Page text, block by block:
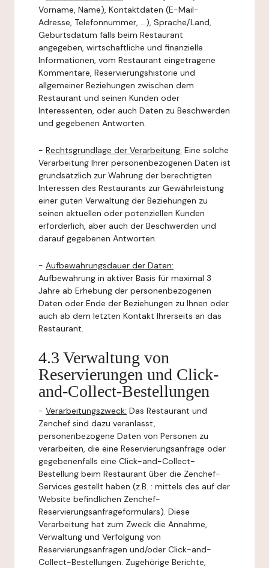
Vorname, Name), Kontaktdaten (E-Mail-
Adresse, Telefonnummer, ...), Sprache/Land,
Geburtsdatum falls beim Restaurant
angegeben, wirtschaftliche und finanzielle
Informationen, vom Restaurant eingetragene
Kommentare, Reservierungshistorie und
allgemeiner Beziehungen zwischen dem
Restaurant und seinen Kunden oder
Interessenten, oder auch Daten zu Beschwerden
und gegebenen Antworten.
- Rechtsgrundlage der Verarbeitung: Eine solche
Verarbeitung Ihrer personenbezogenen Daten ist
grundsätzlich zur Wahrung der berechtigten
Interessen des Restaurants zur Gewährleistung
einer guten Verwaltung der Beziehungen zu
seinen aktuellen oder potenziellen Kunden
erforderlich, aber auch der Beschwerden und
darauf gegebenen Antworten.
- Aufbewahrungsdauer der Daten:
Aufbewahrung in aktiver Basis für maximal 3
Jahre ab Erhebung der personenbezogenen
Daten oder Ende der Beziehungen zu Ihnen oder
auch ab dem letzten Kontakt Ihrerseits an das
Restaurant.
4.3 Verwaltung von
Reservierungen und Click-
and-Collect-Bestellungen
- Verarbeitungszweck: Das Restaurant und
Zenchef sind dazu veranlasst,
personenbezogene Daten von Personen zu
verarbeiten, die eine Reservierungsanfrage oder
gegebenenfalls eine Click-and-Collect-
Bestellung beim Restaurant über die Zenchef-
Services gestellt haben (z.B. : mittels des auf der
Website befindlichen Zenchef-
Reservierungsanfrageformulars). Diese
Verarbeitung hat zum Zweck die Annahme,
Verwaltung und Verfolgung von
Reservierungsanfragen und/oder Click-and-
Collect-Bestellungen. Zugehörige Berichte,